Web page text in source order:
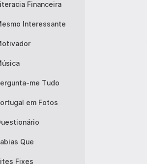
Financeira
Interessante
me Tudo
em Fotos
Que
Fixes